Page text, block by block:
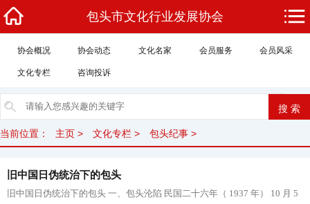
包头市文化行业发展协会
协会概况 协会动态 文化名家 会员服务 会员风采
文化专栏 咨询投诉
当前位置： 主页 > 文化专栏 > 包头纪事 >
旧中国日伪统治下的包头
旧中国日伪统治下的包头 一、包头沦陷 民国二十六年（ 1937 年） 10 月 5